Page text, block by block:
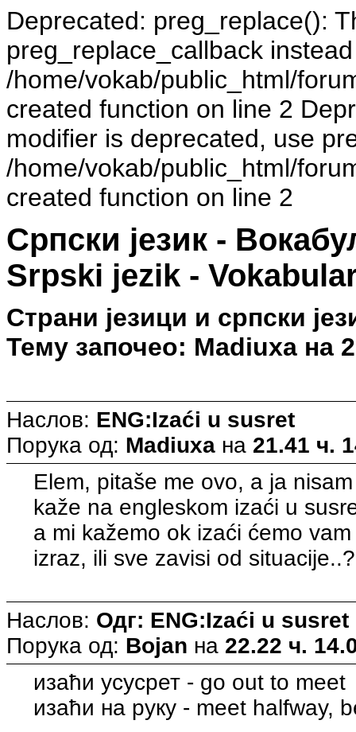
Deprecated: preg_replace():
preg_replace_callback
/home/vokab/public_html/
created function on line 2
modifier is deprecated, use
/home/vokab/public_html/
created function on line 2
Српски језик -
Srpski jezik -
Страни језици и српски
Тему започео: Madiuxa на
Наслов: ENG:Izaći u susret
Порука од: Madiuxa на 21.41 ч.
Elem, pitaše me ovo, a ja
kaže na engleskom izaći u
a mi kažemo ok izaći ćemo
izraz, ili sve zavisi od situacije..?
Наслов: Одг: ENG:Izaći u susret
Порука од: Bojan на 22.22 ч.
изаћи усусрет - go out to meet
изаћи на руку - meet halfway,